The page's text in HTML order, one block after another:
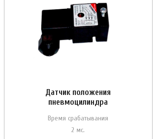
Датчик положения
пневмоцилиндра
Время срабатывания
2 мс.